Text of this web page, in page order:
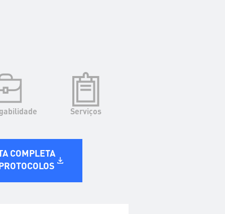
Serviços
COMPLETA